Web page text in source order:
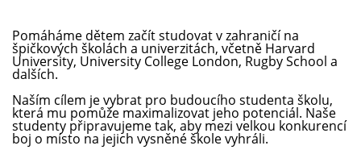
Pomáháme dětem začít studovat v zahraničí na
špičkových školách a univerzitách, včetně Harvard
University, University College London, Rugby School a
dalších.
Naším cílem je vybrat pro budoucího studenta školu,
která mu pomůže maximalizovat jeho potenciál. Naše
studenty připravujeme tak, aby mezi velkou konkurencí
boj o místo na jejich vysněné škole vyhráli.